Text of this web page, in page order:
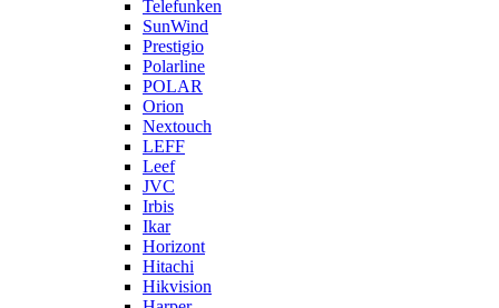
Telefunken
SunWind
Prestigio
Polarline
POLAR
Orion
Nextouch
LEFF
Leef
JVC
Irbis
Ikar
Horizont
Hitachi
Hikvision